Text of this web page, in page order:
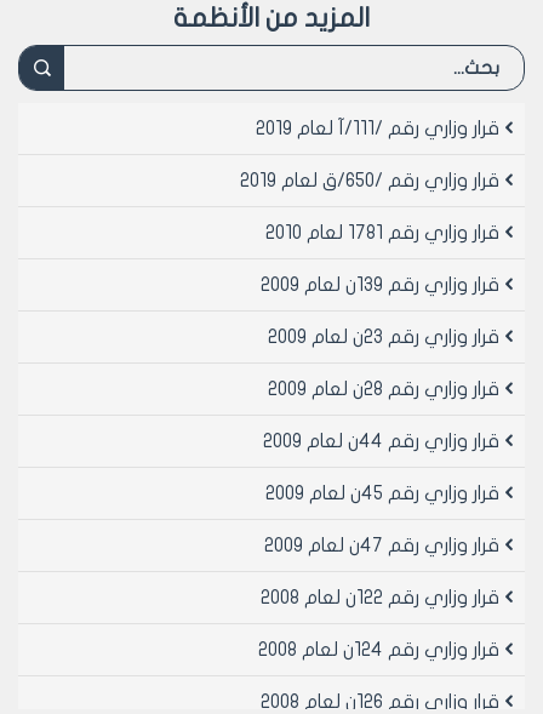
وزير الإدارة المحلية
المزيد من الأنظمة
قرار وزاري رقم /111/آ لعام 2019
قرار وزاري رقم /650/ق لعام 2019
قرار وزاري رقم 1781 لعام 2010
قرار وزاري رقم 139ن لعام 2009
قرار وزاري رقم 23ن لعام 2009
قرار وزاري رقم 28ن لعام 2009
قرار وزاري رقم 44ن لعام 2009
قرار وزاري رقم 45ن لعام 2009
قرار وزاري رقم 47ن لعام 2009
قرار وزاري رقم 122ن لعام 2008
قرار وزاري رقم 124ن لعام 2008
قرار وزاري رقم 126ن لعام 2008